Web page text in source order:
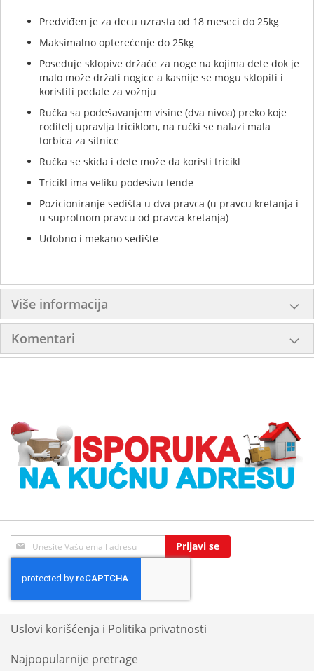
Predviđen je za decu uzrasta od 18 meseci do 25kg
Maksimalno opterećenje do 25kg
Poseduje sklopive držače za noge na kojima dete dok je
malo može držati nogice a kasnije se mogu sklopiti i
koristiti pedale za vožnju
Ručka sa podešavanjem visine (dva nivoa) preko koje
roditelj upravlja triciklom, na ručki se nalazi mala
torbica za sitnice
Ručka se skida i dete može da koristi tricikl
Tricikl ima veliku podesivu tende
Pozicioniranje sedišta u dva pravca (u pravcu kretanja i
u suprotnom pravcu od pravca kretanja)
Udobno i mekano sedište
Više informacija
Komentari
Sign
Up
Our
Newsletter:
Prijavi se
Uslovi korišćenja i Politika privatnosti
Najpopularnije pretrage